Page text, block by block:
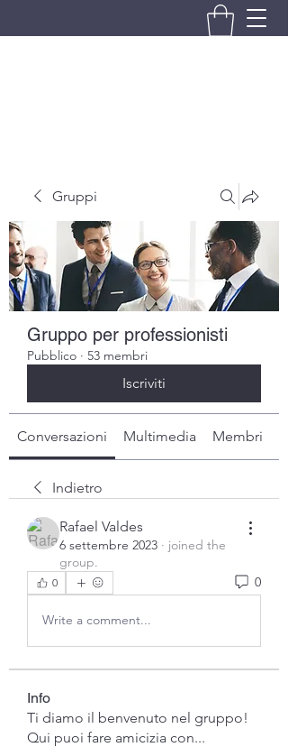
Gruppi
Gruppo per professionisti
Pubblico · 53 membri
Iscriviti
Conversazioni Multimedia Membri
Indietro
Rafael Valdes
6 settembre 2023 · joined the
group.
0 0
Write a comment...
Info
Ti diamo il benvenuto nel gruppo!
Qui puoi fare amicizia con...